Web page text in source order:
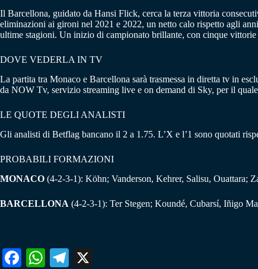
Il Barcellona, guidato da Hansi Flick, cerca la terza vittoria
eliminazioni ai gironi nel 2021 e 2022, un netto calo rispetto agli
ultime stagioni. Un inizio di campionato brillante, con cinque
DOVE VEDERLA IN TV
La partita tra Monaco e Barcellona sarà trasmessa in diretta tv in
da NOW Tv, servizio streaming live e on demand di Sky, per il
LE QUOTE DEGLI ANALISTI
Gli analisti di Betflag bancano il 2 a 1.75. L’X e l’1 sono quotati
PROBABILI FORMAZIONI
MONACO (4-2-3-1): Köhn; Vanderson, Kehrer, Salisu, Ouattara;
BARCELLONA (4-2-3-1): Ter Stegen; Koundé, Cubarsí, Iñigo
Fa W
Te